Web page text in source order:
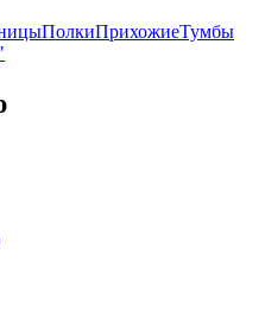
ПолкиПрихожиеТумбы